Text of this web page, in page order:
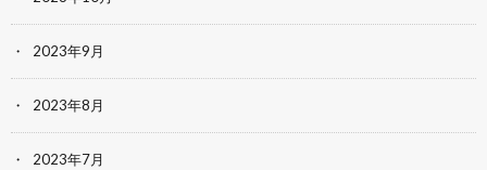
2023年9月
2023年8月
2023年7月